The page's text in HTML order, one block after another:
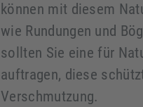
können mit diesem
wie Rundungen und
sollten Sie eine für
auftragen, diese
Verschmutzung.